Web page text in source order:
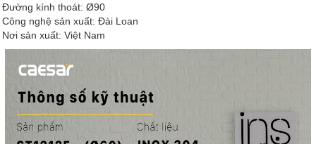
Đường kính thoát: Ø90
Công nghệ sản xuất: Đài Loan
Nơi sản xuất: Việt Nam